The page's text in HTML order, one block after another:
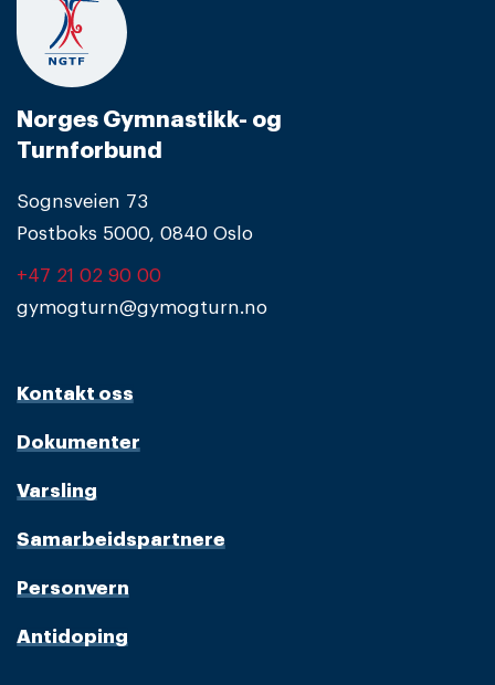
Norges Gymnastikk- og
Turnforbund
Sognsveien 73
Postboks 5000, 0840 Oslo
+47 21 02 90 00
gymogturn@gymogturn.no
Kontakt oss
Dokumenter
Varsling
Samarbeidspartnere
Personvern
Antidoping